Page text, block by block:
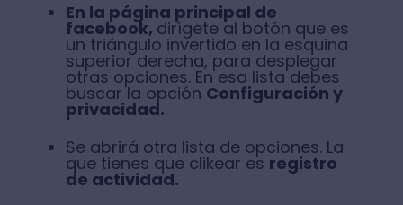
En la página principal de
facebook, dirígete al botón que es
un triángulo invertido en la esquina
superior derecha, para desplegar
otras opciones. En esa lista debes
buscar la opción Configuración y
privacidad.
Se abrirá otra lista de opciones. La
que tienes que clikear es registro
de actividad.